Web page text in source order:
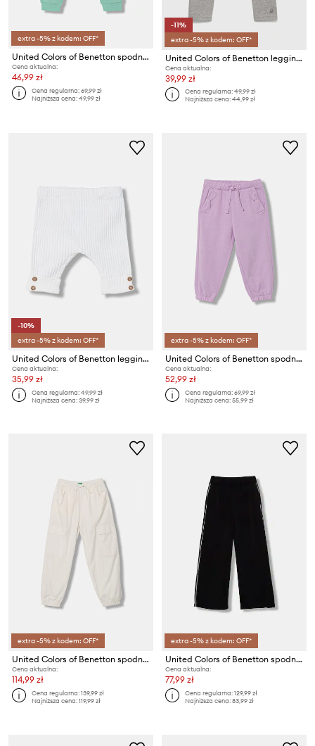
extra -5% z kodem: OFF*
United Colors of Benetton spodnie joggery dziecięce bawełniane
Cena aktualna:
46,99 zł
Cena regularna:69,99 zł
Najniższa cena:49,99 zł
-11%
extra -5% z kodem: OFF*
United Colors of Benetton legginsy dziecięce
Cena aktualna:
39,99 zł
Cena regularna:49,99 zł
Najniższa cena:44,99 zł
-10%
extra -5% z kodem: OFF*
United Colors of Benetton legginsy niemowlęce bawełniane z elastanem
Cena aktualna:
35,99 zł
Cena regularna:49,99 zł
Najniższa cena:39,99 zł
extra -5% z kodem: OFF*
United Colors of Benetton spodnie dresowe dziecięce bawełniane
Cena aktualna:
52,99 zł
Cena regularna:69,99 zł
Najniższa cena:55,99 zł
extra -5% z kodem: OFF*
United Colors of Benetton spodnie joggery dziecięce z bawełną
Cena aktualna:
114,99 zł
Cena regularna:139,99 zł
Najniższa cena:119,99 zł
extra -5% z kodem: OFF*
United Colors of Benetton spodnie dresowe dziecięce
Cena aktualna:
77,99 zł
Cena regularna:129,99 zł
Najniższa cena:83,99 zł